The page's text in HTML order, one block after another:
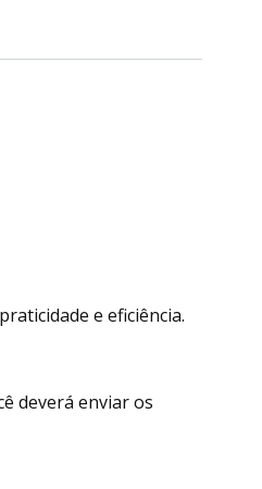
e eficiência.
deverá enviar os